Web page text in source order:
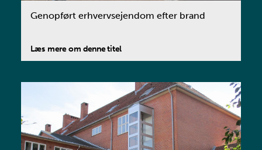
Genopført erhvervsejendom efter brand
Læs mere om denne titel